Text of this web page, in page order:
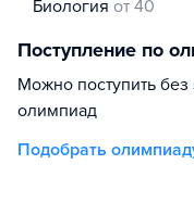
биология от 40
Поступление по
Можно поступить
олимпиад
Подобрать